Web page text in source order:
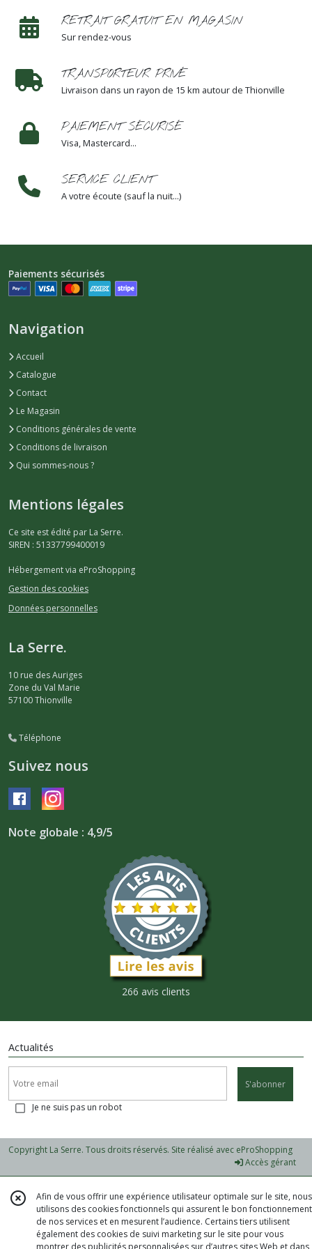
RETRAIT GRATUIT EN MAGASIN
Sur rendez-vous
TRANSPORTEUR PRIVÉ
Livraison dans un rayon de 15 km autour de Thionville
PAIEMENT SÉCURISÉ
Visa, Mastercard...
SERVICE CLIENT
A votre écoute (sauf la nuit...)
fleuries
(4)
Plantes
grasses
(1)
Naissance
(1)
Afficher
résultats
Paiements sécurisés
Navigation
Accueil
Catalogue
Contact
Le Magasin
Conditions générales de vente
Conditions de livraison
Qui sommes-nous ?
Mentions légales
Ce site est édité par La Serre.
SIREN : 51337799400019
Hébergement via eProShopping
Gestion des cookies
Données personnelles
La Serre.
10 rue des Auriges
Zone du Val Marie
57100Thionville
Téléphone
Suivez nous
Note globale : 4,9/5
266 avis clients
Actualités
S'abonner
Je ne suis pas un robot
Copyright La Serre. Tous droits réservés. Site réalisé avec eProShopping
Accès gérant
Afin de vous offrir une expérience utilisateur optimale sur le site, nous
utilisons des cookies fonctionnels qui assurent le bon fonctionnement
de nos services et en mesurent l’audience. Certains tiers utilisent
également des cookies de suivi marketing sur le site pour vous
montrer des publicités personnalisées sur d’autres sites Web et dans